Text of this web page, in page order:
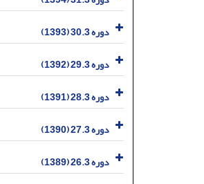
دوره 30.3 (1393)
دوره 29.3 (1392)
دوره 28.3 (1391)
دوره 27.3 (1390)
دوره 26.3 (1389)